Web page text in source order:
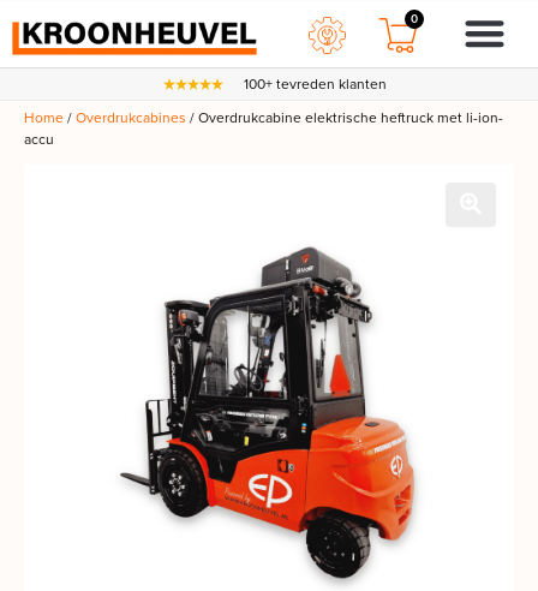
0
100+ tevreden klanten
Home/Overdrukcabines / Overdrukcabine elektrische heftruck met li-ion-
accu